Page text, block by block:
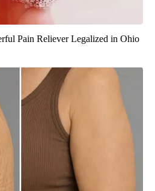
Pain Reliever Legalized in Ohio